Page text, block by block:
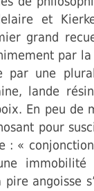
et
grand
par
par une
lande
En peu de
pour
: «
angoisse